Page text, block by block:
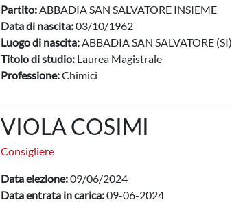
Partito:ABBADIA SAN SALVATORE INSIEME
Data di nascita:03/10/1962
Luogo di nascita:ABBADIA SAN SALVATORE (SI)
Titolo di studio: Laurea Magistrale
Professione:Chimici
VIOLA COSIMI
Consigliere
Data elezione:09/06/2024
Data entrata in carica:09-06-2024